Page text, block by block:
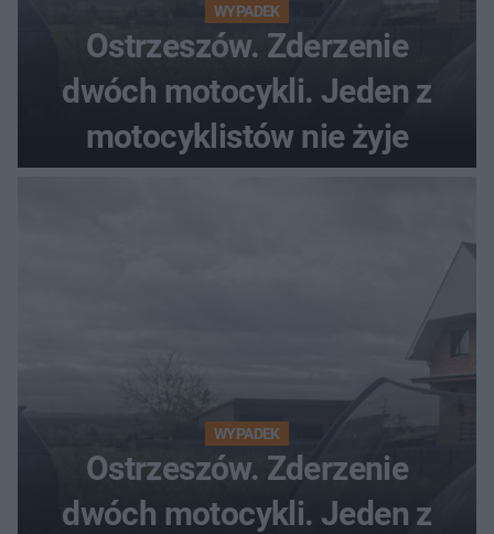
WYPADEK
Ostrzeszów. Zderzenie
dwóch motocykli. Jeden z
motocyklistów nie żyje
WYPADEK
Ostrzeszów. Zderzenie
dwóch motocykli. Jeden z